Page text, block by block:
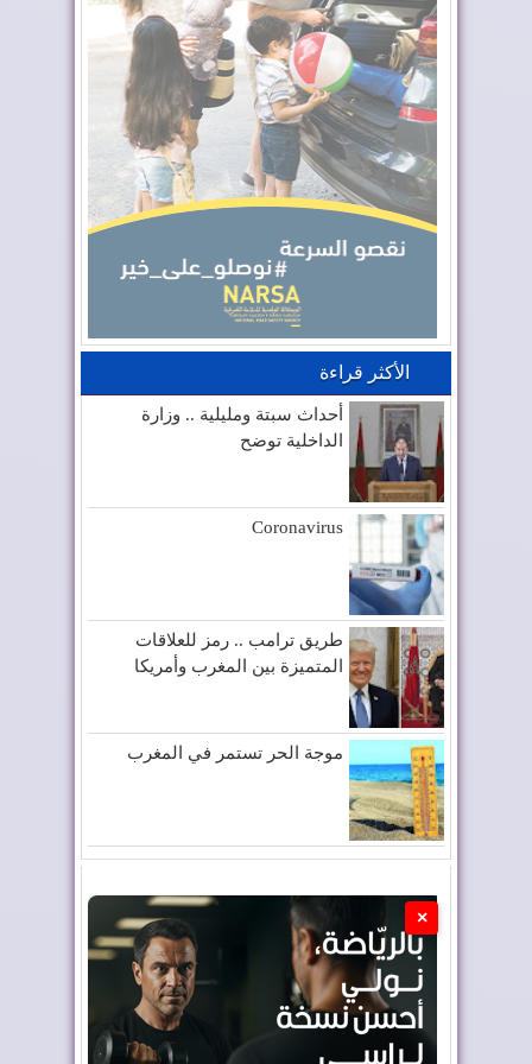
الأكثر قراءة
أحداث سبتة ومليلية .. وزارة
الداخلية توضح
Coronavirus
طريق ترامب .. رمز للعلاقات
المتميزة بين المغرب وأمريكا
موجة الحر تستمر في المغرب
×